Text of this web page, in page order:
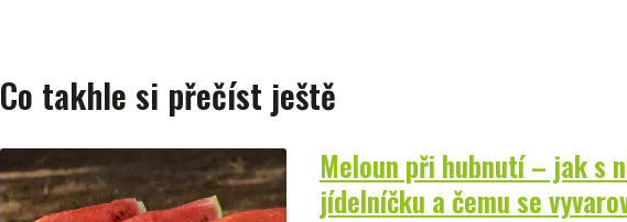
Co takhle si přečíst ještě
Meloun při hubnutí – jak s
jídelníčku a čemu se